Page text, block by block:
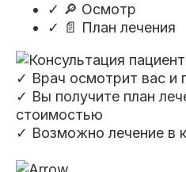
✓ 🔎 Осмотр
✓ 📄 План лечения
✓ Врач осмотрит вас и
✓ Вы получите план
стоимостью
✓ Возможно лечение в